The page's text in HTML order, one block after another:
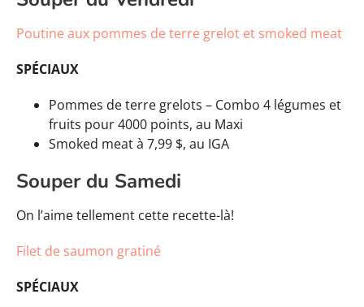
Poutine aux pommes de terre grelot et smoked meat
SPÉCIAUX
Pommes de terre grelots – Combo 4 légumes et
fruits pour 4000 points, au Maxi
Smoked meat à 7,99 $, au IGA
Souper du Samedi
On l’aime tellement cette recette-là!
Filet de saumon gratiné
SPÉCIAUX